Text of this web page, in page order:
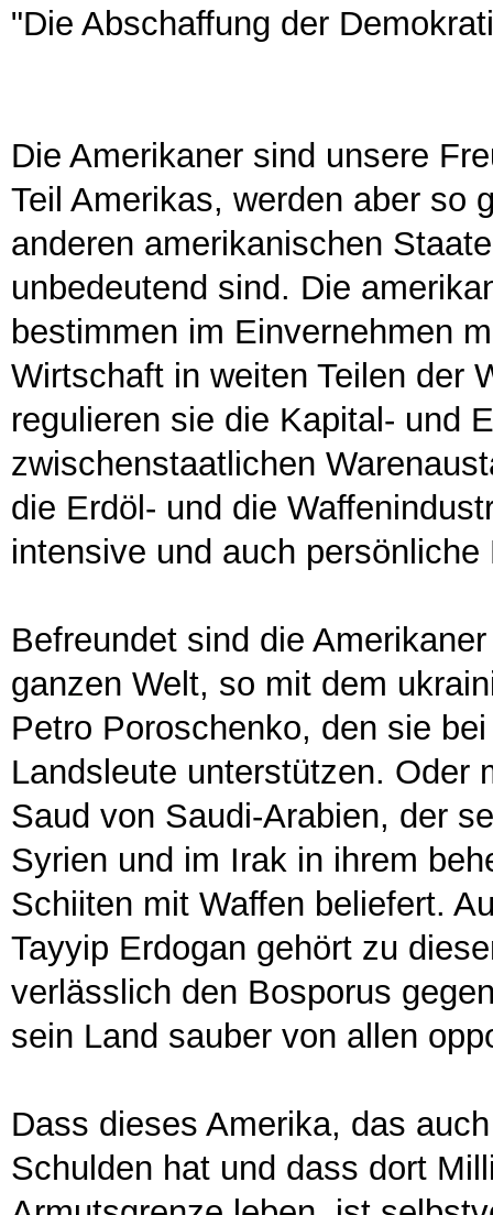
"Die Abschaffung der
Die Amerikaner sind unsere
Teil Amerikas, werden aber so
anderen amerikanischen
unbedeutend sind. Die
bestimmen im Einvernehmen
Wirtschaft in weiten Teilen der
regulieren sie die Kapital- und
zwischenstaatlichen
die Erdöl- und die
intensive und auch
Befreundet sind die
ganzen Welt, so mit dem
Petro Poroschenko, den sie
Landsleute unterstützen. Oder
Saud von Saudi-Arabien, der
Syrien und im Irak in ihrem
Schiiten mit Waffen beliefert.
Tayyip Erdogan gehört zu
verlässlich den Bosporus
sein Land sauber von allen
Dass dieses Amerika, das
Schulden hat und dass dort